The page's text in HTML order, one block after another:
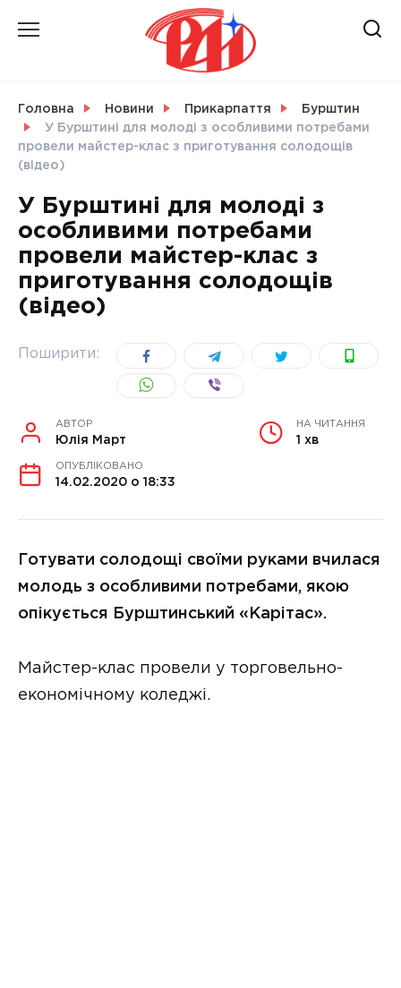
СВІТ
УКРАЇНА
Головна Новини Прикарпаття
Бурштин
У Бурштині для молоді з особливими потребами
провели майстер-клас з приготування солодощів
(відео)
У Бурштині для молоді з
особливими потребами
провели майстер-клас з
приготування солодощів
(відео)
Поширити:
АВТОР
Юлія Март
НА ЧИТАННЯ
1 хв
ОПУБЛІКОВАНО
14.02.2020 о 18:33
Готувати солодощі своїми руками вчилася
молодь з особливими потребами, якою
опікується Бурштинський «Карітас».
Майстер-клас провели у торговельно-
економічному коледжі.